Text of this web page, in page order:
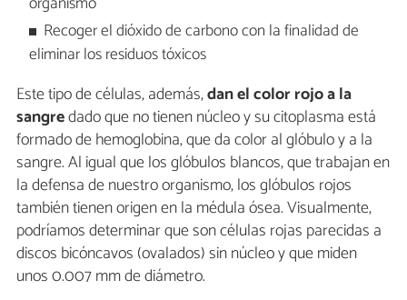
Recoger el dióxido de carbono con la finalidad de
eliminar los residuos tóxicos
Este tipo de células, además,dan el color rojo a la
sangredado que no tienen núcleo y su citoplasma está
formado de hemoglobina, que da color al glóbulo y a la
sangre. Al igual que los glóbulos blancos, que trabajan en
la defensa de nuestro organismo, los glóbulos rojos
también tienen origen en la médula ósea. Visualmente,
podríamos determinar que son células rojas parecidas a
discos bicóncavos (ovalados) sin núcleo y que miden
unos 0.007 mm de diámetro.